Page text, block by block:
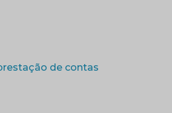
de contas